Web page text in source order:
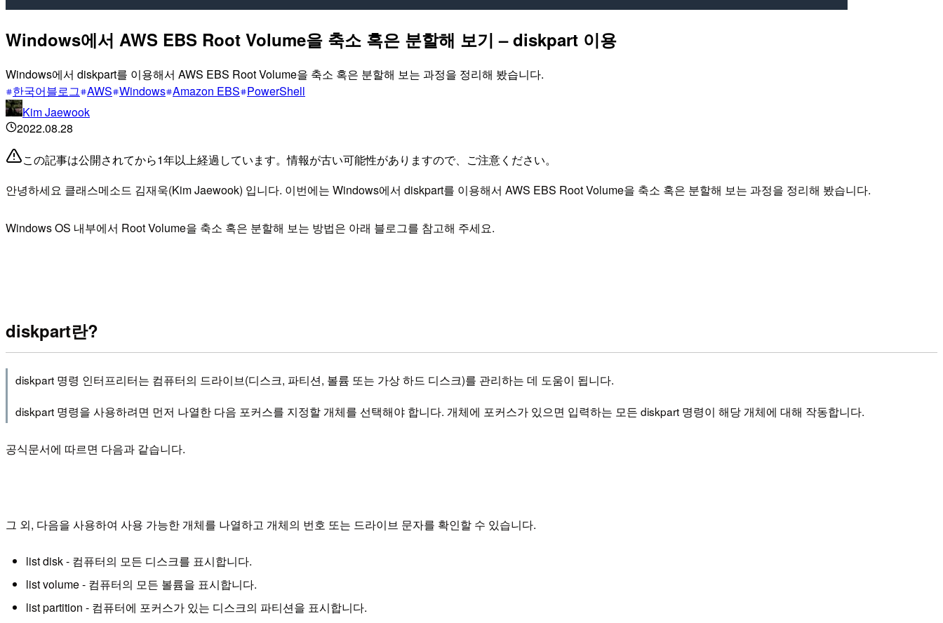
Windows에서 AWS EBS Root Volume을 축소 혹은 분할해 보기 – diskpart 이용
Windows에서 diskpart를 이용해서 AWS EBS Root Volume을 축소 혹은 분할해 보는 과정을 정리해 봤습니다.
한국어블로그 AWS Windows Amazon EBS PowerShell
Kim Jaewook
2022.08.28
この記事は公開されてから1年以上経過しています。情報が古い可能性がありますので、ご注意ください。
안녕하세요 클래스메소드 김재욱(Kim Jaewook) 입니다. 이번에는 Windows에서 diskpart를 이용해서 AWS EBS Root Volume을 축소 혹은 분할해 보는 과정을 정리해 봤습니다.
Windows OS 내부에서 Root Volume을 축소 혹은 분할해 보는 방법은 아래 블로그를 참고해 주세요.
diskpart란?
diskpart 명령 인터프리터는 컴퓨터의 드라이브(디스크, 파티션, 볼륨 또는 가상 하드 디스크)를 관리하는 데 도움이 됩니다.
diskpart 명령을 사용하려면 먼저 나열한 다음 포커스를 지정할 개체를 선택해야 합니다. 개체에 포커스가 있으면 입력하는 모든 diskpart 명령이 해당 개체에 대해 작동합니다.
공식문서에 따르면 다음과 같습니다.
그 외, 다음을 사용하여 사용 가능한 개체를 나열하고 개체의 번호 또는 드라이브 문자를 확인할 수 있습니다.
list disk - 컴퓨터의 모든 디스크를 표시합니다.
list volume - 컴퓨터의 모든 볼륨을 표시합니다.
list partition - 컴퓨터에 포커스가 있는 디스크의 파티션을 표시합니다.